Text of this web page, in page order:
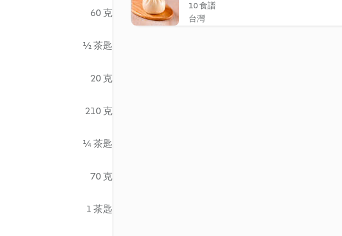
60 克
½ 茶匙
20 克
210 克
¼ 茶匙
70 克
1 茶匙
10 食譜
台灣